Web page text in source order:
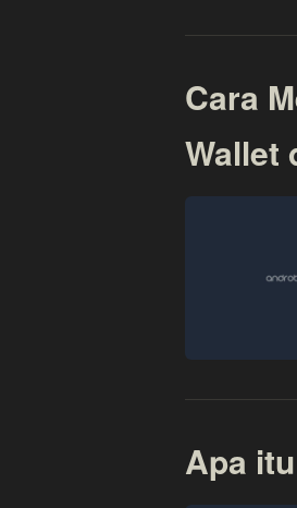
Cara
Wallet
Apa